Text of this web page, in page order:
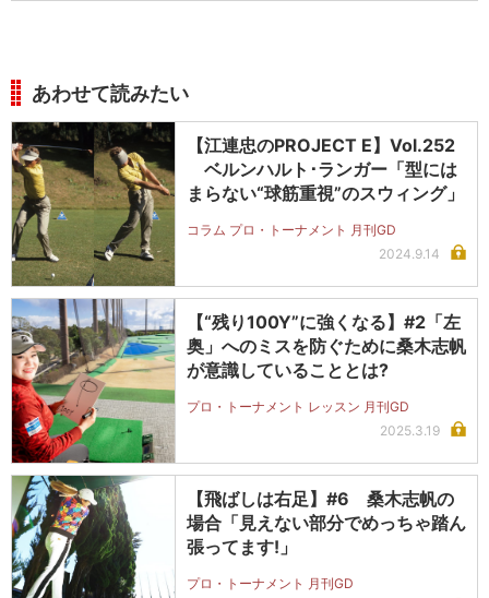
あわせて読みたい
【江連忠のPROJECT E】Vol.252
ベルンハルト･ランガー「型には
まらない“球筋重視”のスウィング」
コラム プロ・トーナメント 月刊GD
2024.9.14
【“残り100Y”に強くなる】#2「左
奥」へのミスを防ぐために桑木志帆
が意識していることとは?
プロ・トーナメント レッスン 月刊GD
2025.3.19
【飛ばしは右足】#6 桑木志帆の
場合「見えない部分でめっちゃ踏ん
張ってます!」
プロ・トーナメント 月刊GD